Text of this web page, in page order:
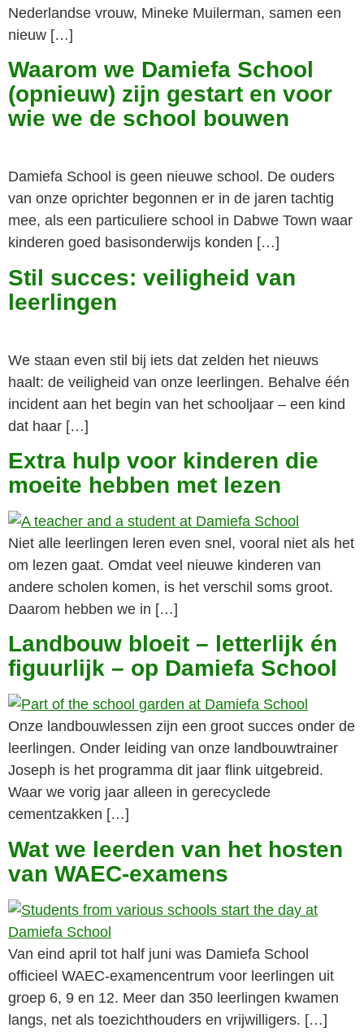
Nederlandse vrouw, Mineke Muilerman, samen een
nieuw […]
Waarom we Damiefa School
(opnieuw) zijn gestart en voor
wie we de school bouwen
Damiefa School is geen nieuwe school. De ouders
van onze oprichter begonnen er in de jaren tachtig
mee, als een particuliere school in Dabwe Town waar
kinderen goed basisonderwijs konden […]
Stil succes: veiligheid van
leerlingen
We staan even stil bij iets dat zelden het nieuws
haalt: de veiligheid van onze leerlingen. Behalve één
incident aan het begin van het schooljaar – een kind
dat haar […]
Extra hulp voor kinderen die
moeite hebben met lezen
Niet alle leerlingen leren even snel, vooral niet als het
om lezen gaat. Omdat veel nieuwe kinderen van
andere scholen komen, is het verschil soms groot.
Daarom hebben we in […]
Landbouw bloeit – letterlijk én
figuurlijk – op Damiefa School
Onze landbouwlessen zijn een groot succes onder de
leerlingen. Onder leiding van onze landbouwtrainer
Joseph is het programma dit jaar flink uitgebreid.
Waar we vorig jaar alleen in gerecyclede
cementzakken […]
Wat we leerden van het hosten
van WAEC-examens
Van eind april tot half juni was Damiefa School
officieel WAEC-examencentrum voor leerlingen uit
groep 6, 9 en 12. Meer dan 350 leerlingen kwamen
langs, net als toezichthouders en vrijwilligers. […]